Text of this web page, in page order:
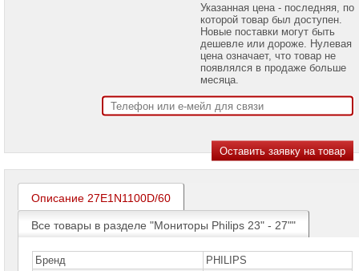
17"
-
Мониторы
Philips
23"
►
Указанная цена - последняя, по
которой товар был доступен.
Новые поставки могут быть
дешевле или дороже. Нулевая
цена означает, что товар не
появлялся в продаже больше
месяца.
Описание 27E1N1100D/60
Все товары в разделе "Мониторы Philips 23" - 27""
Бренд
PHILIPS